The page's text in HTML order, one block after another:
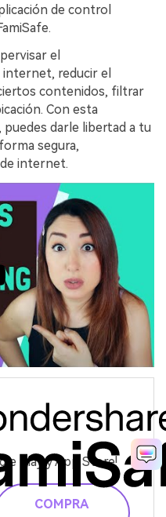
de control
el
reducir el
contenidos, filtrar
󠀰Con esta
darle libertad a tu
segura,
internet.
Play y App Store!
COMPRA